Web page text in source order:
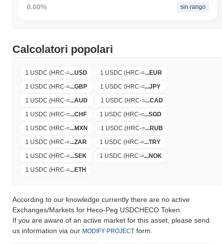
0.00% sin rango
Calcolatori popolari
1 USDC (HRC-=...USD 1 USDC (HRC-=...EUR
1 USDC (HRC-=...GBP 1 USDC (HRC-=...JPY
1 USDC (HRC-=...AUD 1 USDC (HRC-=...CAD
1 USDC (HRC-=...CHF 1 USDC (HRC-=...SGD
1 USDC (HRC-=...MXN 1 USDC (HRC-=...RUB
1 USDC (HRC-=...ZAR 1 USDC (HRC-=...TRY
1 USDC (HRC-=...SEK 1 USDC (HRC-=...NOK
1 USDC (HRC-=...ETH
According to our knowledge currently there are no active
Exchanges/Markets for Heco-Peg USDCHECO Token.
If you are aware of an active market for this asset, please send
us information via our MODIFY PROJECT form.